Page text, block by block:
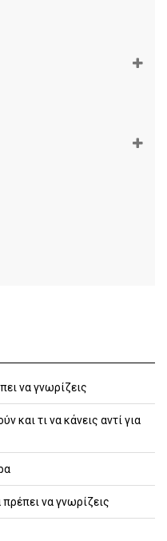
να γνωρίζεις
και τι να κάνεις αντί για
να γνωρίζεις